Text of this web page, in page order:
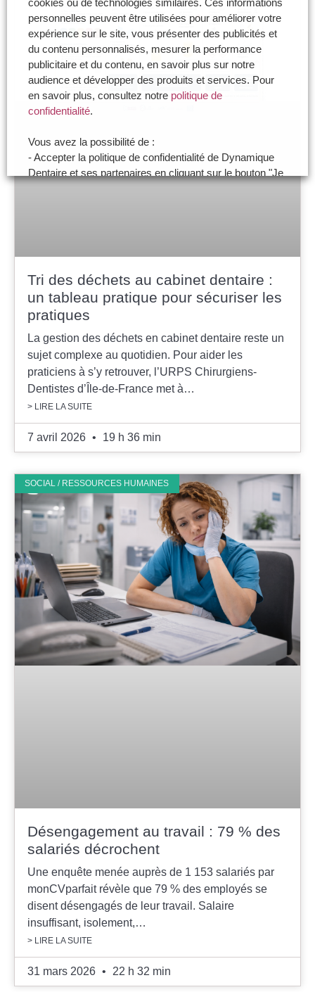
Tri des déchets au cabinet dentaire :
un tableau pratique pour sécuriser les
pratiques
La gestion des déchets en cabinet dentaire reste un
sujet complexe au quotidien. Pour aider les
praticiens à s’y retrouver, l’URPS Chirurgiens-
Dentistes d’Île-de-France met à…
> LIRE LA SUITE
7 avril 2026 19 h 36 min
SOCIAL / RESSOURCES HUMAINES
Désengagement au travail : 79 % des
salariés décrochent
Une enquête menée auprès de 1 153 salariés par
monCVparfait révèle que 79 % des employés se
disent désengagés de leur travail. Salaire
insuffisant, isolement,…
> LIRE LA SUITE
31 mars 2026 22 h 32 min
cookies ou de technologies similaires. Ces informations
personnelles peuvent être utilisées pour améliorer votre
expérience sur le site, vous présenter des publicités et
du contenu personnalisés, mesurer la performance
publicitaire et du contenu, en savoir plus sur notre
audience et développer des produits et services. Pour
en savoir plus, consultez notre politique de
confidentialité.
Vous avez la possibilité de :
- Accepter la politique de confidentialité de Dynamique
Dentaire et ses partenaires en cliquant sur le bouton "Je
Je certifie être un professionnel de santé et je
souhaite gérer mes préférences
Je certifie être un professionnel de
santé et accepte la politique de
confidentialité